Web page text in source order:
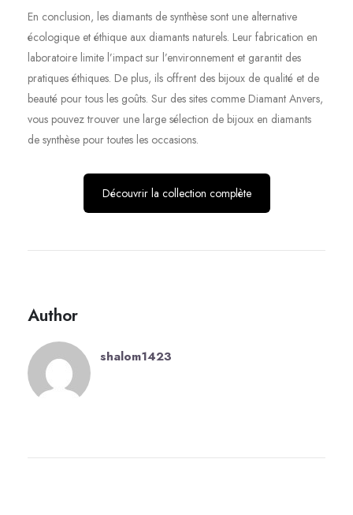
En conclusion, les diamants de synthèse sont une alternative
écologique et éthique aux diamants naturels. Leur fabrication en
laboratoire limite l’impact sur l’environnement et garantit des
pratiques éthiques. De plus, ils offrent des bijoux de qualité et de
beauté pour tous les goûts. Sur des sites comme Diamant Anvers,
vous pouvez trouver une large sélection de bijoux en diamants
de synthèse pour toutes les occasions.
Découvrir la collection complète
Author
shalom1423